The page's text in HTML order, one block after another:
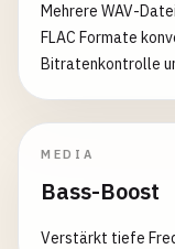
Mehrere WAV-
FLAC Formate
Bitratenkontrolle
MEDIA
Bass-Boost
Verstärkt tiefe